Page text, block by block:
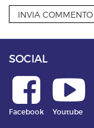
SOCIAL
Facebook Youtube